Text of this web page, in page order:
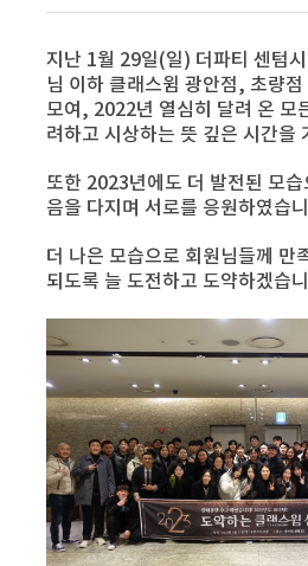
지난 1월 29일(일) 더파티 센텀
님 이하 클래스윔 광안점, 초량점
모여, 2022년 열심히 달려 온 모
려하고 시상하는 뜻 깊은 시간을
또한 2023년에도 더 발전된 모
음을 다지며 서로를 응원하였습
더 나은 모습으로 회원님들께 만
되도록 늘 도전하고 도약하겠습